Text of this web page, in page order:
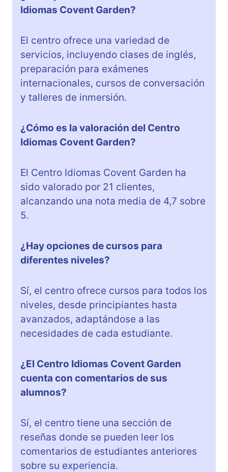
Idiomas Covent Garden?
El centro ofrece una variedad de
servicios, incluyendo clases de inglés,
preparación para exámenes
internacionales, cursos de conversación
y talleres de inmersión.
¿Cómo es la valoración del Centro
Idiomas Covent Garden?
El Centro Idiomas Covent Garden ha
sido valorado por 21 clientes,
alcanzando una nota media de 4,7 sobre
5.
¿Hay opciones de cursos para
diferentes niveles?
Sí, el centro ofrece cursos para todos los
niveles, desde principiantes hasta
avanzados, adaptándose a las
necesidades de cada estudiante.
¿El Centro Idiomas Covent Garden
cuenta con comentarios de sus
alumnos?
Sí, el centro tiene una sección de
reseñas donde se pueden leer los
comentarios de estudiantes anteriores
sobre su experiencia.